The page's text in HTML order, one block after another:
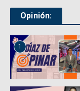
Opinión:
1